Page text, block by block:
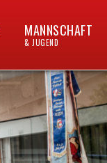
MANNSCHAFT
& JUGEND